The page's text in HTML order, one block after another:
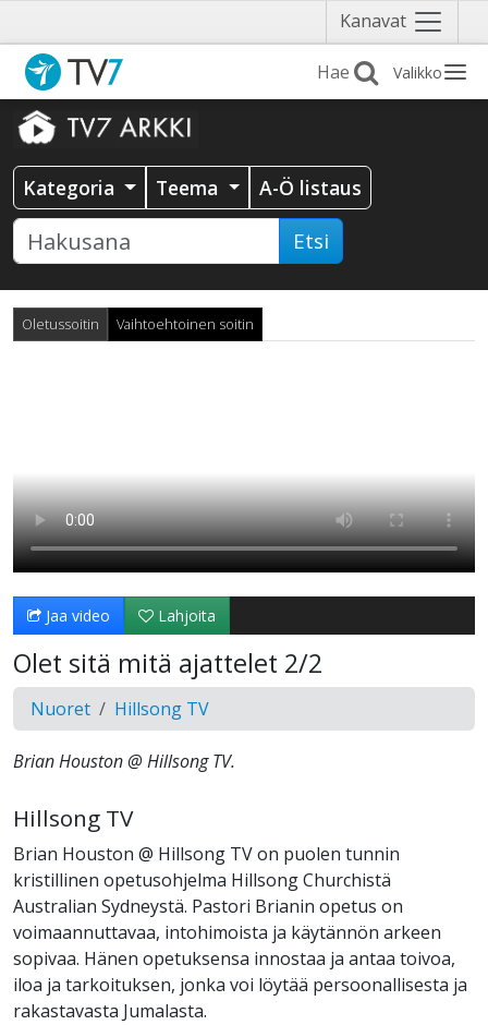
Kanavat Näytä
valikko
Valikko
Kategoria Teema A-Ö listaus
Etsi
Oletussoitin Vaihtoehtoinen soitin
Jaa video Lahjoita
Olet sitä mitä ajattelet 2/2
Nuoret Hillsong TV
Brian Houston @ Hillsong TV.
Hillsong TV
Brian Houston @ Hillsong TV on puolen tunnin
kristillinen opetusohjelma Hillsong Churchistä
Australian Sydneystä. Pastori Brianin opetus on
voimaannuttavaa, intohimoista ja käytännön arkeen
sopivaa. Hänen opetuksensa innostaa ja antaa toivoa,
iloa ja tarkoituksen, jonka voi löytää persoonallisesta ja
rakastavasta Jumalasta.